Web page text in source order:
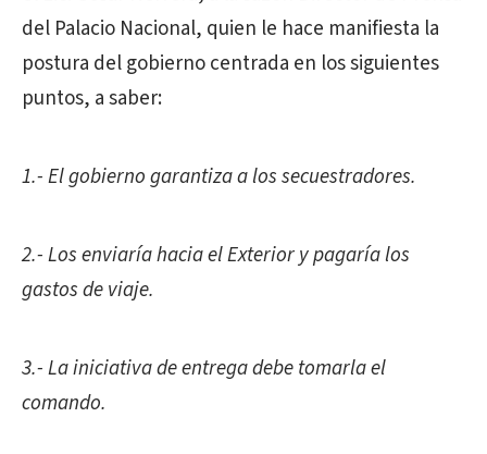
del Palacio Nacional, quien le hace manifiesta la
postura del gobierno centrada en los siguientes
puntos, a saber:
1.- El gobierno garantiza a los secuestradores.
2.- Los enviaría hacia el Exterior y pagaría los
gastos de viaje.
3.- La iniciativa de entrega debe tomarla el
comando.